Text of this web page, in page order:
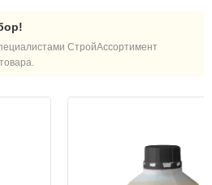
СтройАссортимент